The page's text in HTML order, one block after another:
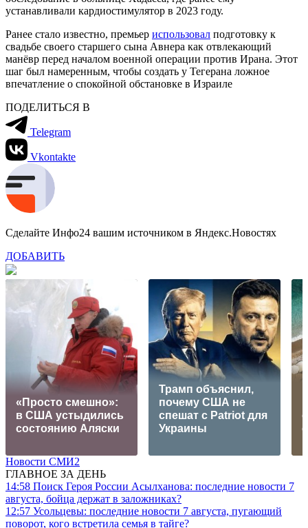
устанавливали кардиостимулятор в 2023 году.
Ранее стало известно, премьер использовал подготовку к
свадьбе своего старшего сына Авнера как отвлекающий
манёвр перед началом военной операции против Ирана. Этот
шаг был намеренным, чтобы создать у Тегерана ложное
впечатление о спокойной обстановке в Израиле
ПОДЕЛИТЬСЯ В
Telegram
Vkontakte
Сделайте Инфо24 вашим источником в Яндекс.Новостях
ДОБАВИТЬ
«Просто смешно»:
в США устыдились
состоянию Аляски
Трамп объяснил,
почему США не
спешат с Patriot для
Украины
Новости СМИ2
ГЛАВНОЕ ЗА ДЕНЬ
14:58 Поиск Героя России Асылханова: последние новости 7
августа, бойца держат в заложниках?
12:57 Усольцевы: последние новости 7 августа, пугающий
поворот, кого встретила семья в тайге?